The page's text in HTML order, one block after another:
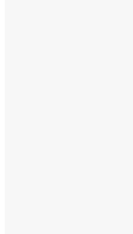
В ідеалі, прислуговувати біля
авторитетні чоловіки
безсумнівним авторитетом,
роботі та серед невіруючих.
відрізнятись добрим
відповідальністю та знанням